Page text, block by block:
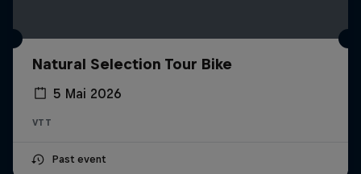
Natural Selection Tour Bike
5 Mai 2026
VTT
Past event